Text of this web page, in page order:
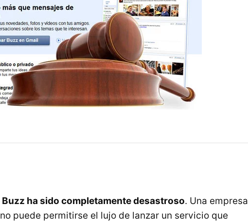
Buzz ha sido completamente desastroso. Una empresa
puede permitirse el lujo de lanzar un servicio que